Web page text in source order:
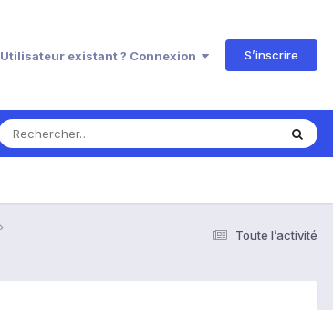
Utilisateur existant ? Connexion S’inscrire
Toute l’activité